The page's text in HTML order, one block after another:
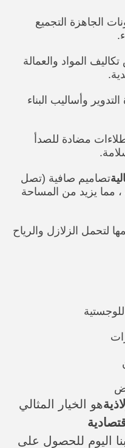
الجاهزة التجميع
المواد والعمالة
التدوير وأساليب البناء
مضادة للصدأ
تصاميم صافية (تصل
، مما يزيد من المساحة
لتحمل الزلازل والرياح
هو الخيار المثالي
اليوم للحصول على